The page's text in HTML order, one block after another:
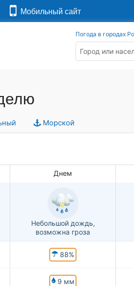
Мобильный сайт
Погода в городах
Морской
Днем
Небольшой дождь,
возможна гроза
88%
9 мм